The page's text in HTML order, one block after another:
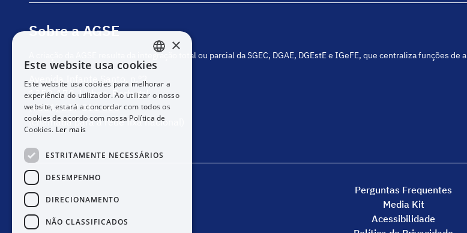
Sobre a AGSE
A criação da AGSE resulta da integração total ou parcial da SGEC, DGAE, DGEstE e IGeFE, que centraliza funções
Avenida Infante Santo, n.º2
1350-178, Lisboa, Portugal
(+351) 217 811 600
(chamada para a rede fixa nacional)
Perguntas Frequentes
Media Kit
Acessibilidade
PORTUGUESE
ENGLISH
×
Este website usa cookies
Este website usa cookies para melhorar a
experiência do utilizador. Ao utilizar o nosso
website, estará a concordar com todos os
cookies de acordo com nossa Política de
Cookies. Ler mais
ESTRITAMENTE NECESSÁRIOS
DESEMPENHO
DIRECIONAMENTO
NÃO CLASSIFICADOS